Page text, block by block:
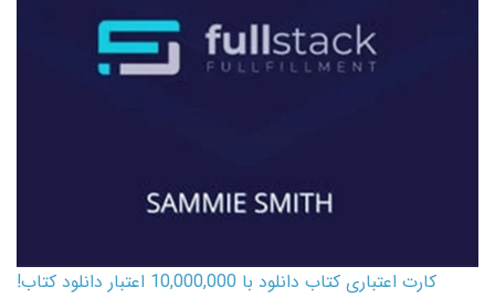
کارت اعتباری کتاب دانلود با 10,000,000 اعتبار دانلود کتاب!